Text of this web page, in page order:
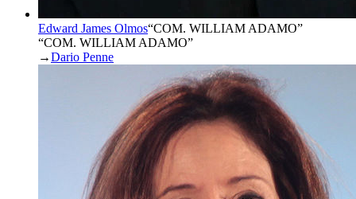
Edward James Olmos“COM. WILLIAM ADAMO”
“COM. WILLIAM ADAMO”
→Dario Penne